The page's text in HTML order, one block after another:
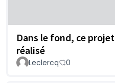
Dans le fond, ce
réalisé
Leclercq 0